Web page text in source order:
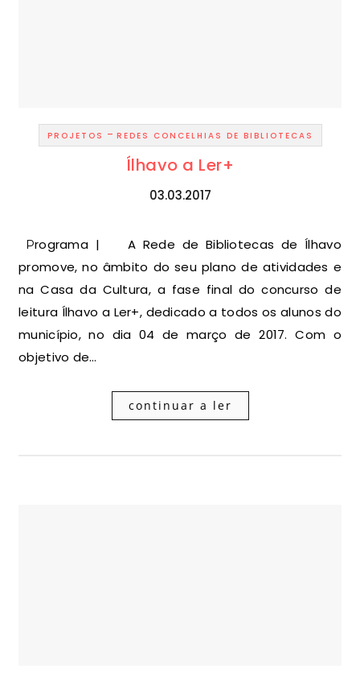
PROJETOS - REDES CONCELHIAS DE BIBLIOTECAS
Ílhavo a Ler+
03.03.2017
Programa | A Rede de Bibliotecas de Ílhavo
promove, no âmbito do seu plano de atividades e
na Casa da Cultura, a fase final do concurso de
leitura Ílhavo a Ler+, dedicado a todos os alunos do
município, no dia 04 de março de 2017. Com o
objetivo de…
continuar a ler